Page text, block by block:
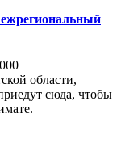
области,
сюда, чтобы